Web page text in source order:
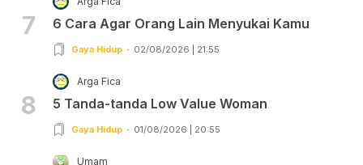
7 6 Cara Agar Orang Lain Menyukai Kamu
Gaya Hidup 02/08/2026 | 21:55
8
Arga Fica
5 Tanda-tanda Low Value Woman
Gaya Hidup 01/08/2026 | 20:55
Umam